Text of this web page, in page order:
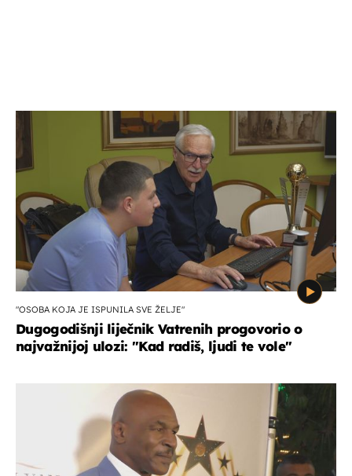
"OSOBA KOJA JE ISPUNILA SVE ŽELJE"
Dugogodišnji liječnik Vatrenih progovorio o
najvažnijoj ulozi: "Kad radiš, ljudi te vole"